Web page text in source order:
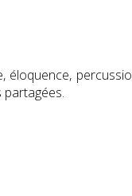
éloquence,
partagées.